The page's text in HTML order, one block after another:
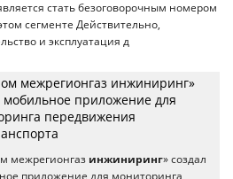
стать безоговорочным номером
сегменте Действительно,
и эксплуатация д
межрегионгаз инжиниринг»
мобильное приложение для
передвижения
межрегионгаз инжиниринг» создал
приложение для мониторинга